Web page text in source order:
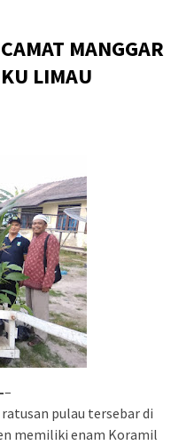
MANGGAR
LIMAU
–
pulau tersebar di
memiliki enam Koramil